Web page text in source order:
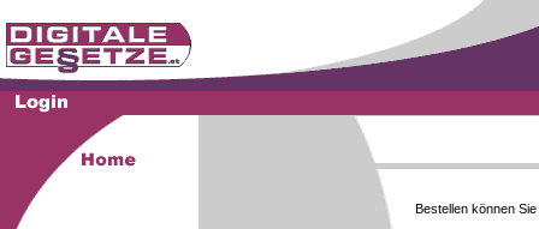
Bestellen können Sie